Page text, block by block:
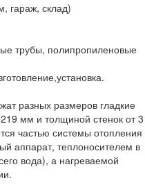
гараж, склад)
трубы, полипропиленовые
разных размеров гладкие
мм и толщиной стенок от 3
частью системы отопления
аппарат, теплоносителем в
вода), а нагреваемой